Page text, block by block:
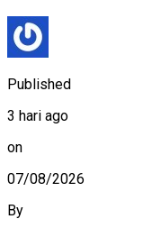
Published
3 hari ago
on
07/08/2026
By